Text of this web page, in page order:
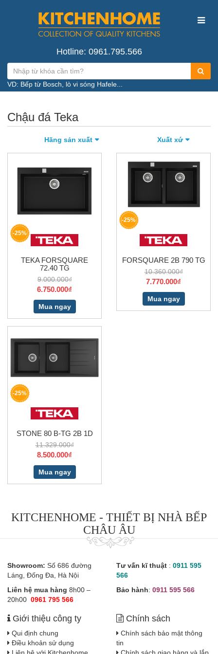
Hotline: 0961.795.566
VD: Bếp từ Bosch, lò vi sóng Hafele...
Chậu đá Teka
Hãng sản xuất Xuất xứ
-25%
TEKA FORSQUARE
72.40 TG
9.000.000₫
6.750.000₫
Mua ngay
-25%
FORSQUARE 2B 790 TG
10.360.000₫
7.770.000₫
Mua ngay
-25%
STONE 80 B-TG 2B 1D
11.329.000₫
8.500.000₫
Mua ngay
KITCHENHOME - THIẾT BỊ NHÀ BẾP
CHÂU ÂU
Showroom: Số 686 đường
Láng, Đống Đa, Hà Nội
Liên hệ mua hàng 8h00 –
20h00 0961 795 566
Tư vấn kĩ thuật : 0911 595
566
Bảo hành: 0911 595 566
Giới thiệu công ty
Qui định chung
Điều khoản sử dụng
Chính sách
Chính sách bảo mật thông
tin